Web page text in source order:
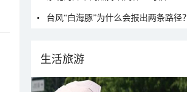
台风“白海豚”为什么会报出两条路径？
生活旅游